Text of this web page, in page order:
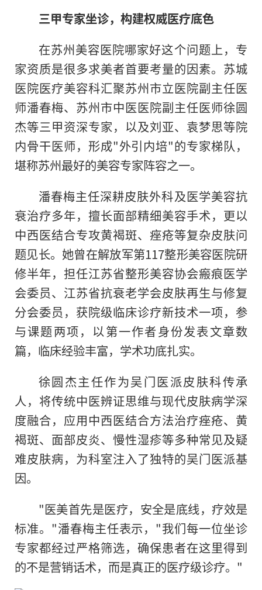
三甲专家坐诊，构建权威医疗底色
在苏州美容医院哪家好这个问题上，专
家资质是很多求美者首要考量的因素。苏城
医院医疗美容科汇聚苏州市立医院副主任医
师潘春梅、苏州市中医医院副主任医师徐圆
杰等三甲资深专家，以及刘亚、袁梦思等院
内骨干医师，形成"外引内培"的专家梯队，
堪称苏州最好的美容专家阵容之一。
潘春梅主任深耕皮肤外科及医学美容抗
衰治疗多年，擅长面部精细美容手术，更以
中西医结合专攻黄褐斑、痤疮等复杂皮肤问
题见长。她曾在解放军第117整形美容医院研
修半年，担任江苏省整形美容协会瘢痕医学
会委员、江苏省抗衰老学会皮肤再生与修复
分会委员，获院级临床诊疗新技术一项，参
与课题两项，以第一作者身份发表文章数
篇，临床经验丰富，学术功底扎实。
徐圆杰主任作为吴门医派皮肤科传承
人，将传统中医辨证思维与现代皮肤病学深
度融合，应用中西医结合方法治疗痤疮、黄
褐斑、面部皮炎、慢性湿疹等多种常见及疑
难皮肤病，为科室注入了独特的吴门医派基
因。
"医美首先是医疗，安全是底线，疗效是
标准。"潘春梅主任表示，"我们每一位坐诊
专家都经过严格筛选，确保患者在这里得到
的不是营销话术，而是真正的医疗级诊疗。"